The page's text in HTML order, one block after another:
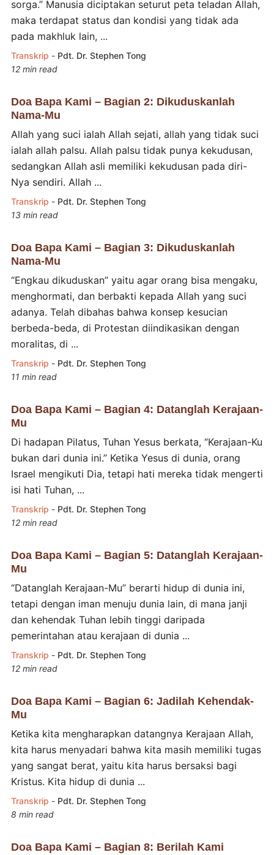
sorga.” Manusia diciptakan seturut peta teladan Allah,
maka terdapat status dan kondisi yang tidak ada
pada makhluk lain, ...
Transkrip - Pdt. Dr. Stephen Tong
12 min read
Doa Bapa Kami – Bagian 2: Dikuduskanlah
Nama-Mu
Allah yang suci ialah Allah sejati, allah yang tidak suci
ialah allah palsu. Allah palsu tidak punya kekudusan,
sedangkan Allah asli memiliki kekudusan pada diri-
Nya sendiri. Allah ...
Transkrip - Pdt. Dr. Stephen Tong
13 min read
Doa Bapa Kami – Bagian 3: Dikuduskanlah
Nama-Mu
“Engkau dikuduskan” yaitu agar orang bisa mengaku,
menghormati, dan berbakti kepada Allah yang suci
adanya. Telah dibahas bahwa konsep kesucian
berbeda-beda, di Protestan diindikasikan dengan
moralitas, di ...
Transkrip - Pdt. Dr. Stephen Tong
11 min read
Doa Bapa Kami – Bagian 4: Datanglah Kerajaan-
Mu
Di hadapan Pilatus, Tuhan Yesus berkata, “Kerajaan-Ku
bukan dari dunia ini.” Ketika Yesus di dunia, orang
Israel mengikuti Dia, tetapi hati mereka tidak mengerti
isi hati Tuhan, ...
Transkrip - Pdt. Dr. Stephen Tong
12 min read
Doa Bapa Kami – Bagian 5: Datanglah Kerajaan-
Mu
“Datanglah Kerajaan-Mu” berarti hidup di dunia ini,
tetapi dengan iman menuju dunia lain, di mana janji
dan kehendak Tuhan lebih tinggi daripada
pemerintahan atau kerajaan di dunia ...
Transkrip - Pdt. Dr. Stephen Tong
12 min read
Doa Bapa Kami – Bagian 6: Jadilah Kehendak-
Mu
Ketika kita mengharapkan datangnya Kerajaan Allah,
kita harus menyadari bahwa kita masih memiliki tugas
yang sangat berat, yaitu kita harus bersaksi bagi
Kristus. Kita hidup di dunia ...
Transkrip - Pdt. Dr. Stephen Tong
8 min read
Doa Bapa Kami – Bagian 8: Berilah Kami